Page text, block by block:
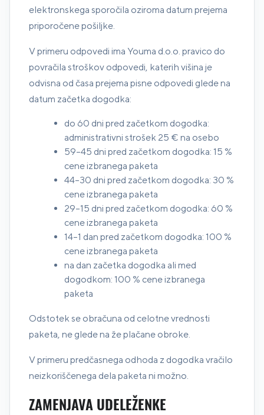
elektronskega sporočila oziroma datum prejema
priporočene pošiljke.
V primeru odpovedi ima Youma d.o.o. pravico do
povračila stroškov odpovedi, katerih višina je
odvisna od časa prejema pisne odpovedi glede na
datum začetka dogodka:
do 60 dni pred začetkom dogodka:
administrativni strošek 25 € na osebo
59–45 dni pred začetkom dogodka: 15 %
cene izbranega paketa
44–30 dni pred začetkom dogodka: 30 %
cene izbranega paketa
29–15 dni pred začetkom dogodka: 60 %
cene izbranega paketa
14–1 dan pred začetkom dogodka: 100 %
cene izbranega paketa
na dan začetka dogodka ali med
dogodkom: 100 % cene izbranega
paketa
Odstotek se obračuna od celotne vrednosti
paketa, ne glede na že plačane obroke.
V primeru predčasnega odhoda z dogodka vračilo
neizkoriščenega dela paketa ni možno.
ZAMENJAVA UDELEŽENKE